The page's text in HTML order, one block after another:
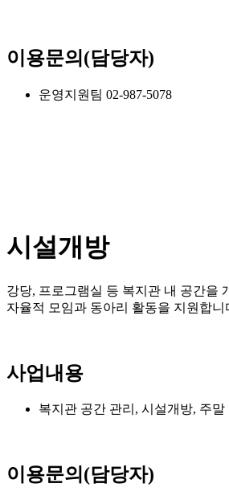
이용문의(담당자)
운영지원팀 02-987-5078
시설개방
강당, 프로그램실 등 복지관 내 공간을
자율적 모임과 동아리 활동을 지원합니
사업내용
복지관 공간 관리, 시설개방, 주말
이용문의(담당자)